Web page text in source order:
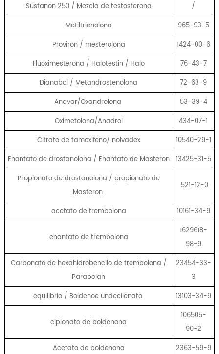
Sustanon 250 / Mezcla de testosterona
/
Metiltrienolona
965-93-5
Proviron / mesterolona
1424-00-6
Fluoximesterona / Halotestin / Halo
76-43-7
Dianabol / Metandrostenolona
72-63-9
Anavar/Oxandrolona
53-39-4
Oximetolona/Anadrol
434-07-1
Citrato de tamoxifeno/ nolvadex
10540-29-1
Enantato de drostanolona / Enantato de Masteron 13425-31-5
Propionato de drostanolona / propionato de
Masteron
521-12-0
acetato de trembolona 10161-34-9
enantato de trembolona
1629618-
98-9
Carbonato de hexahidrobencilo de trembolona /
Parabolan
23454-33-
3
equilibrio / Boldenoe undecilenato
13103-34-9
cipionato de boldenona
106505-
90-2
Acetato de boldenona
2363-59-9